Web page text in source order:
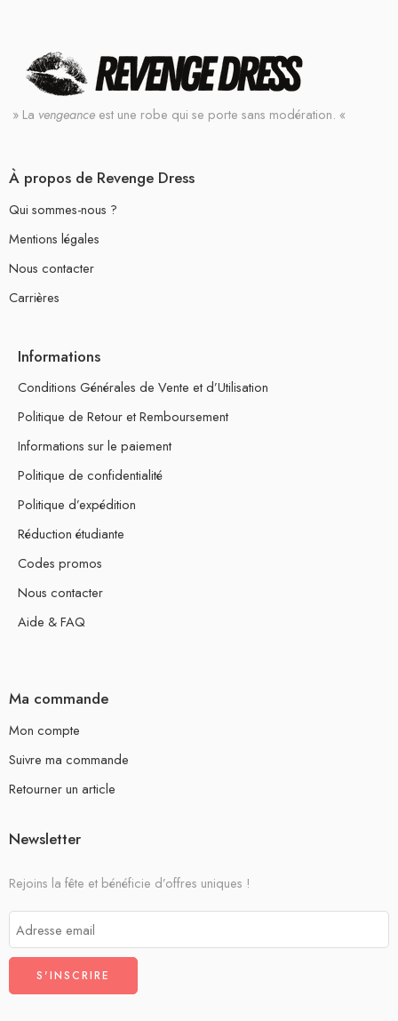
» La vengeance est une robe qui se porte sans modération. «
À propos de Revenge Dress
Qui sommes-nous ?
Mentions légales
Nous contacter
Carrières
Informations
Conditions Générales de Vente et d’Utilisation
Politique de Retour et Remboursement
Informations sur le paiement
Politique de confidentialité
Politique d’expédition
Réduction étudiante
Codes promos
Nous contacter
Aide & FAQ
Ma commande
Mon compte
Suivre ma commande
Retourner un article
Newsletter
Rejoins la fête et bénéficie d’offres uniques !